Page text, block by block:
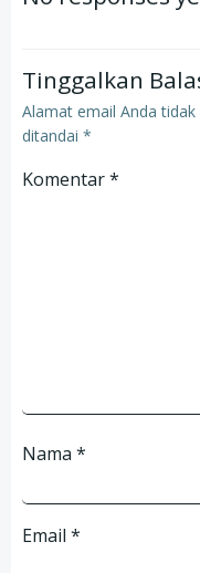
Tinggalkan
Alamat email Anda tidak
ditandai *
Komentar*
Nama *
Email *